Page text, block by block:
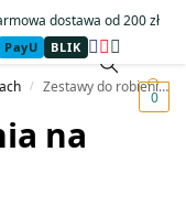
dostawa od 200 zł
PayU BLIK
0
/ Zestawy do robienia na drutach
na